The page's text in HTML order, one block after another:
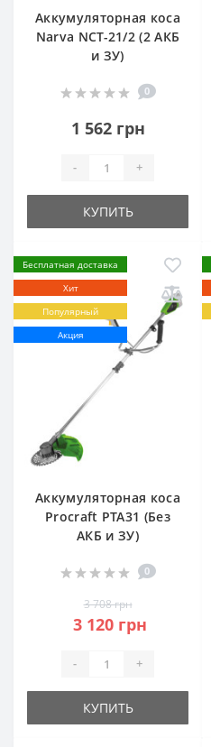
Аккумуляторная коса
Narva NCT-21/2 (2 АКБ
и ЗУ)
0
1 562 грн
- +
КУПИТЬ
Бесплатная доставка
Хит
Популярный
Акция
Аккумуляторная коса
Procraft PTA31 (Без
АКБ и ЗУ)
0
3 708 грн
3 120 грн
- +
КУПИТЬ